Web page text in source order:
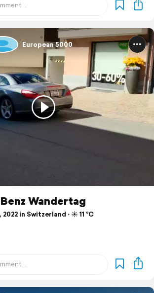
European 5000
Wandertag
in Switzerland ⋅ ☀️ 11 °C